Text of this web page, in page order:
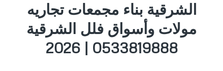
الشرقية بناء مجمعات تجاريه
مولات وأسواق فلل الشرقية
0533819888 | 2026